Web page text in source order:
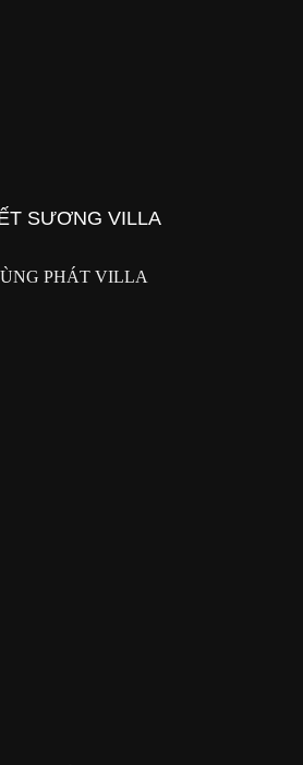
SƯƠNG VILLA